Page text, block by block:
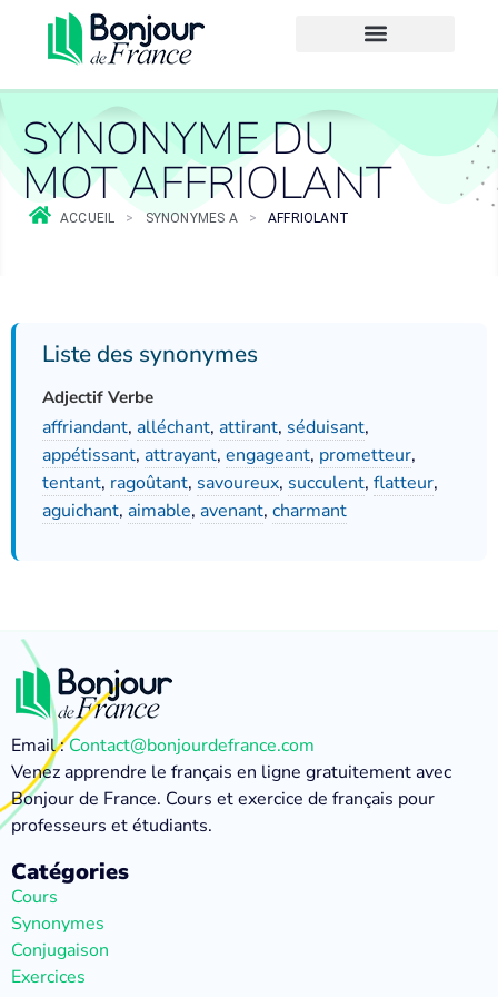
SYNONYME DU
MOT AFFRIOLANT
ACCUEIL > SYNONYMES A > AFFRIOLANT
Liste des synonymes
Adjectif Verbe
affriandant, alléchant, attirant, séduisant,
appétissant, attrayant, engageant, prometteur,
tentant, ragoûtant, savoureux, succulent, flatteur,
aguichant, aimable, avenant, charmant
Email :Contact@bonjourdefrance.com
Venez apprendre le français en ligne gratuitement avec
Bonjour de France. Cours et exercice de français pour
professeurs et étudiants.
Catégories
Cours
Synonymes
Conjugaison
Exercices